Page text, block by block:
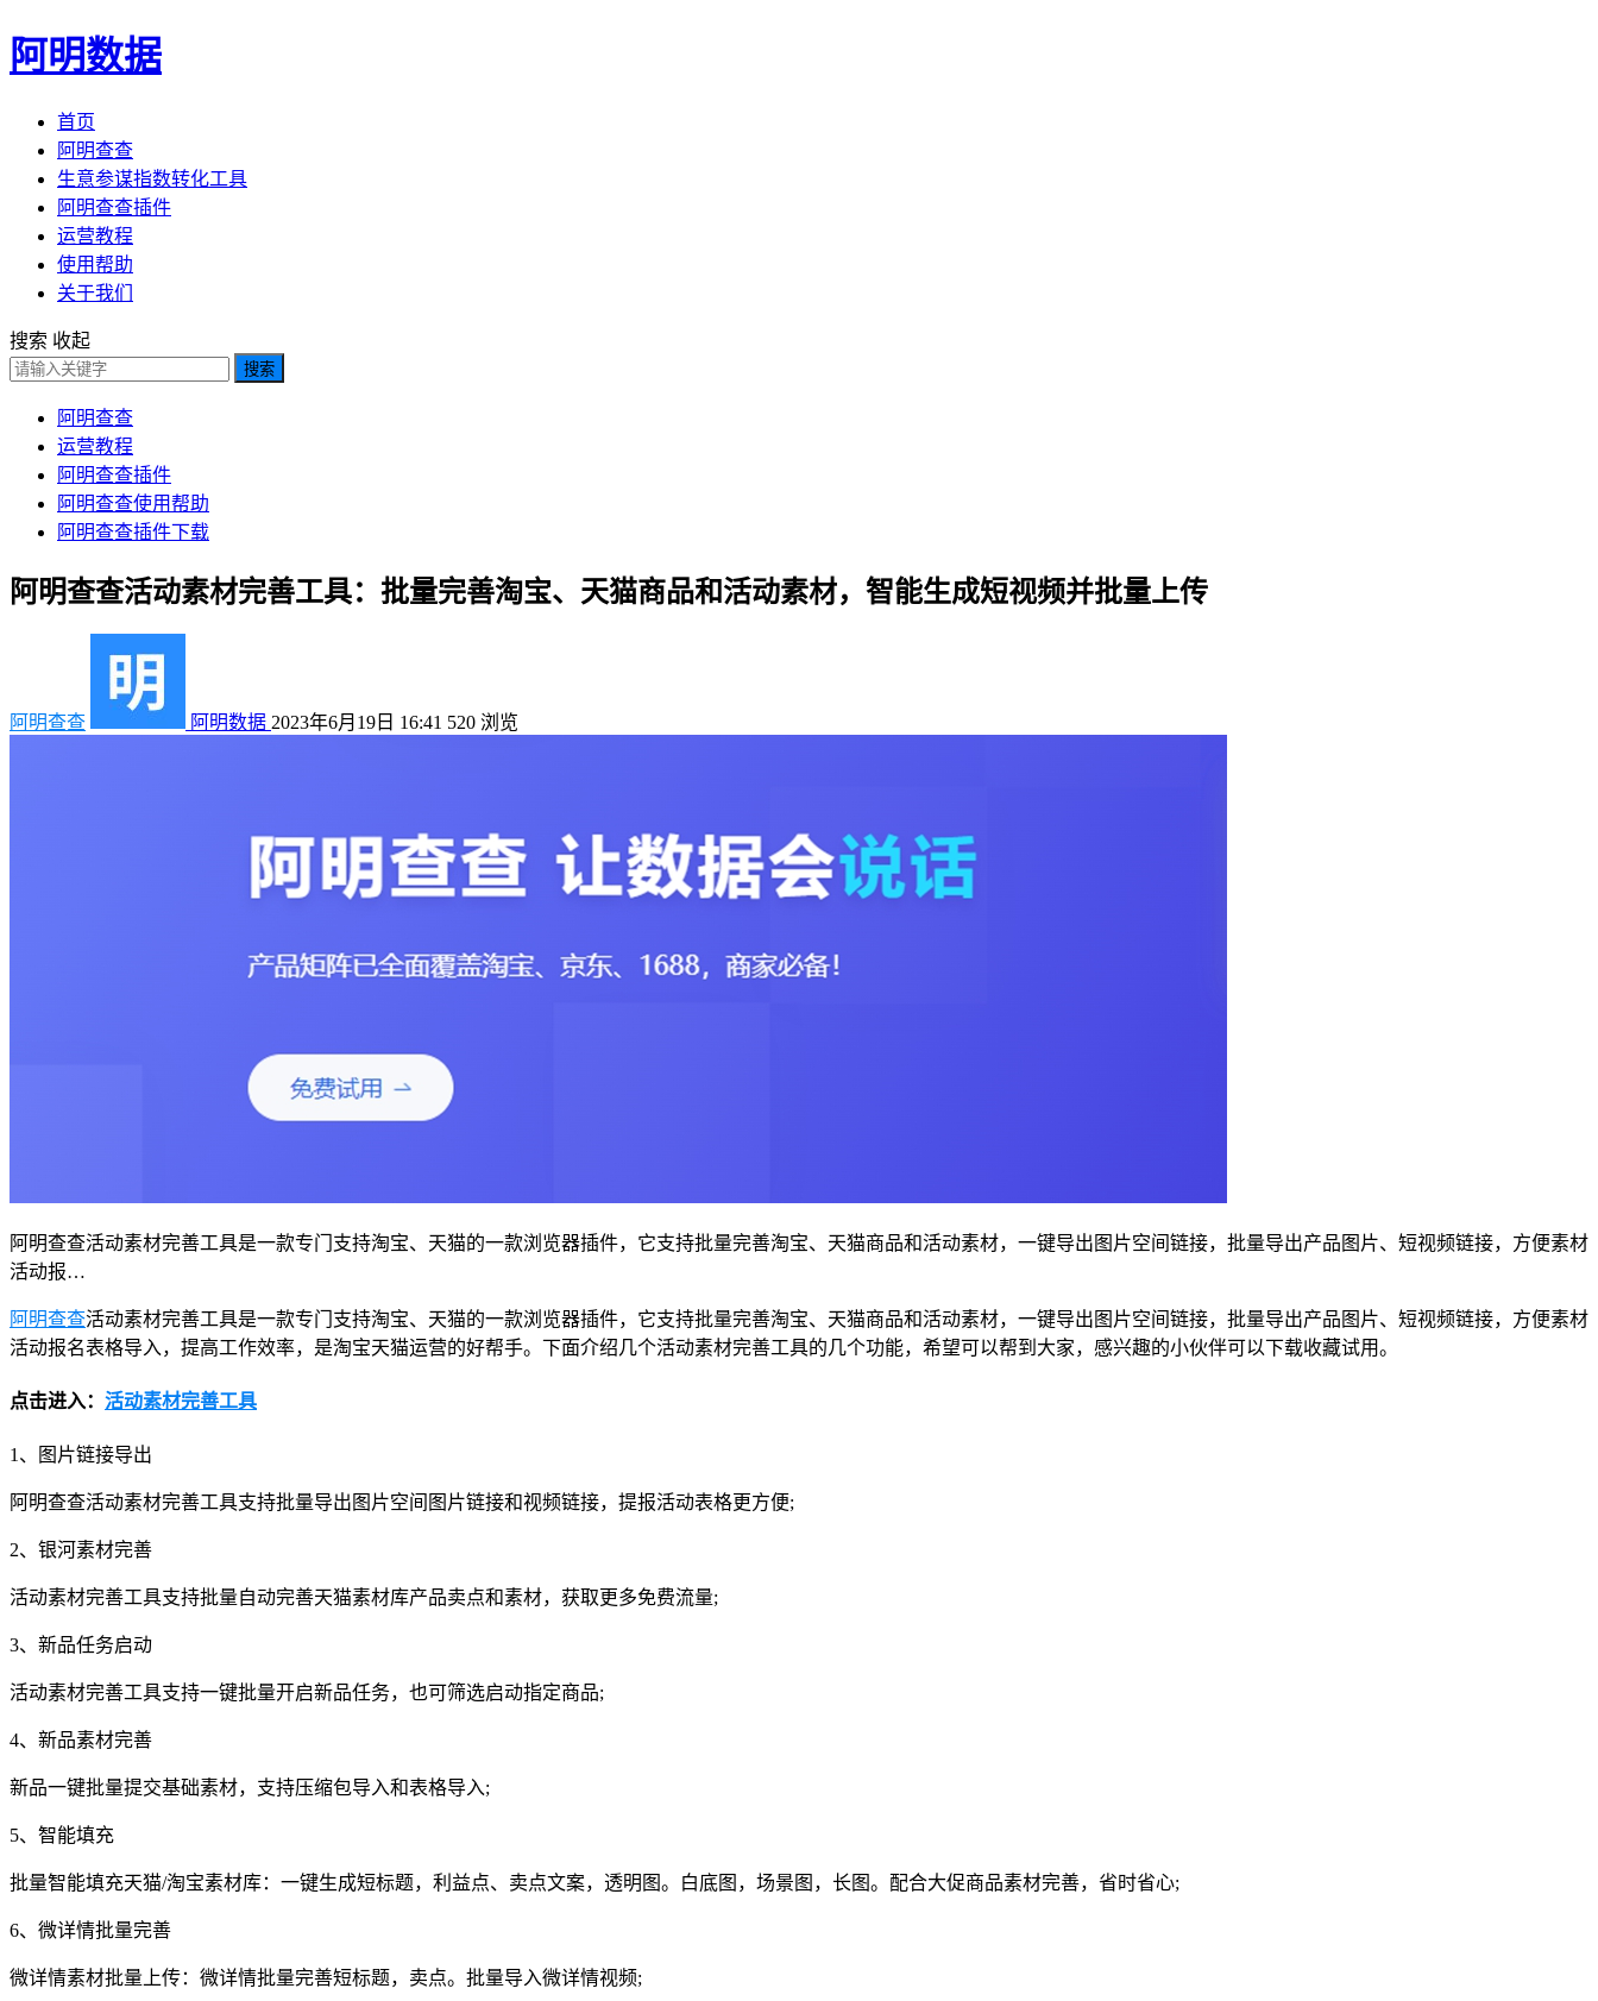
阿明数据
首页
阿明查查
生意参谋指数转化工具
阿明查查插件
运营教程
使用帮助
关于我们
搜索 收起
搜索
阿明查查
运营教程
阿明查查插件
阿明查查使用帮助
阿明查查插件下载
阿明查查活动素材完善工具：批量完善淘宝、天猫商品和活动素材，智能生成短视频并批量上传
阿明查查 阿明数据 2023年6月19日 16:41 520 浏览
阿明查查活动素材完善工具是一款专门支持淘宝、天猫的一款浏览器插件，它支持批量完善淘宝、天猫商品和活动素材，一键导出图片空间链接，批量导出产品图片、短视频链接，方便素材
活动报…
阿明查查活动素材完善工具是一款专门支持淘宝、天猫的一款浏览器插件，它支持批量完善淘宝、天猫商品和活动素材，一键导出图片空间链接，批量导出产品图片、短视频链接，方便素材
活动报名表格导入，提高工作效率，是淘宝天猫运营的好帮手。下面介绍几个活动素材完善工具的几个功能，希望可以帮到大家，感兴趣的小伙伴可以下载收藏试用。
点击进入： 活动素材完善工具
1、图片链接导出
阿明查查活动素材完善工具支持批量导出图片空间图片链接和视频链接，提报活动表格更方便;
2、银河素材完善
活动素材完善工具支持批量自动完善天猫素材库产品卖点和素材，获取更多免费流量;
3、新品任务启动
活动素材完善工具支持一键批量开启新品任务，也可筛选启动指定商品;
4、新品素材完善
新品一键批量提交基础素材，支持压缩包导入和表格导入;
5、智能填充
批量智能填充天猫/淘宝素材库：一键生成短标题，利益点、卖点文案，透明图。白底图，场景图，长图。配合大促商品素材完善，省时省心;
6、微详情批量完善
微详情素材批量上传：微详情批量完善短标题，卖点。批量导入微详情视频;